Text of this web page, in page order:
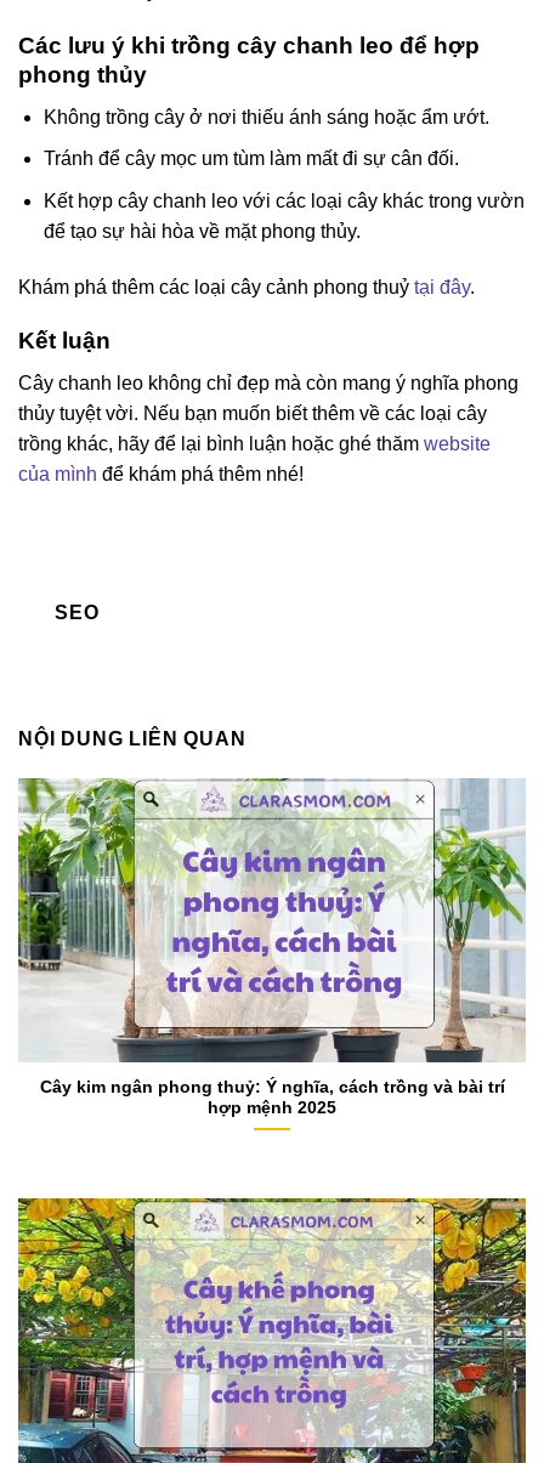
Các lưu ý khi trồng cây chanh leo để hợp
phong thủy
Không trồng cây ở nơi thiếu ánh sáng hoặc ẩm ướt.
Tránh để cây mọc um tùm làm mất đi sự cân đối.
Kết hợp cây chanh leo với các loại cây khác trong vườn
để tạo sự hài hòa về mặt phong thủy.
Khám phá thêm các loại cây cảnh phong thuỷ tại đây.
Kết luận
Cây chanh leo không chỉ đẹp mà còn mang ý nghĩa phong
thủy tuyệt vời. Nếu bạn muốn biết thêm về các loại cây
trồng khác, hãy để lại bình luận hoặc ghé thăm website
của mình để khám phá thêm nhé!
SEO
NỘI DUNG LIÊN QUAN
Cây kim ngân phong thuỷ: Ý nghĩa, cách trồng và bài trí
hợp mệnh 2025